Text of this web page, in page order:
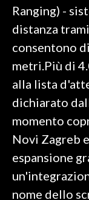
GOSSIP
SALUTE
SARDEGNA
SARDI NEL MONDO
NOTIZIE
EVENTI
Ranging) -
distanza
consentono
metri.Più di
alla lista
dichiarato
momento
Novi Zagreb
espansione
nome dello